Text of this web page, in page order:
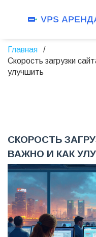
Главная
Скорость загрузки
улучшить
СКОРОСТЬ
ВАЖНО И КАК